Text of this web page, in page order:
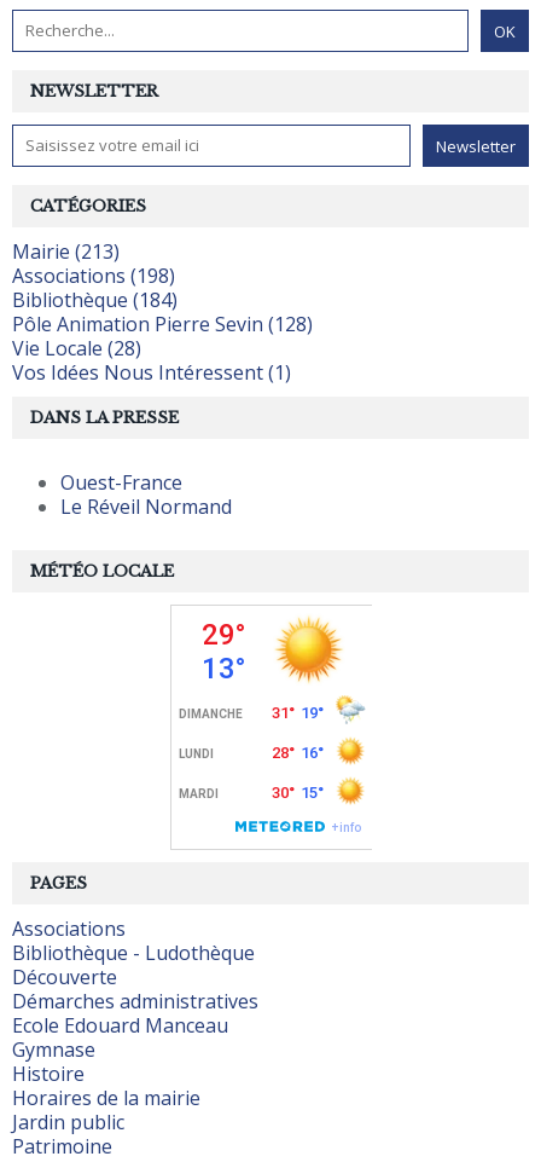
NEWSLETTER
PAGES
Associations
Bibliothèque - Ludothèque
Découverte
Démarches administratives
Ecole Edouard Manceau
Gymnase
Histoire
Horaires de la mairie
Jardin public
Patrimoine
CATÉGORIES
Mairie (213)
Associations (198)
Bibliothèque (184)
Pôle Animation Pierre Sevin (128)
Vie Locale (28)
Vos Idées Nous Intéressent (1)
MÉTÉO LOCALE
DANS LA PRESSE
Ouest-France
Le Réveil Normand